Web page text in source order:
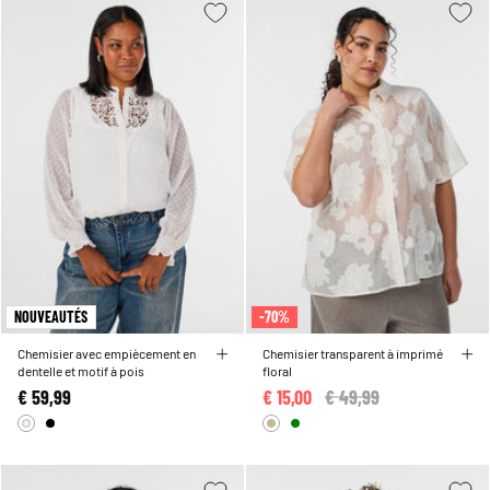
NOUVEAUTÉS
Chemisier avec empiècement en
dentelle et motif à pois
€ 59,99
-70%
Chemisier transparent à imprimé
floral
Price reduced from
€ 49,99
€ 15,00